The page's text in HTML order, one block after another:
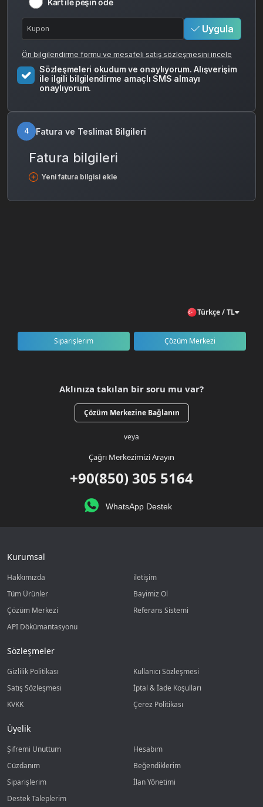
Uygula
Ön bilgilendirme formu ve mesafeli satış sözleşmesini incele
Sözleşmeleri okudum ve onaylıyorum. Alışverişim
ile ilgili bilgilendirme amaçlı SMS almayı
onaylıyorum.
4 Fatura ve Teslimat Bilgileri
Fatura bilgileri
Yeni fatura bilgisi ekle
Türkçe / TL
Siparişlerim Çözüm Merkezi
Aklınıza takılan bir soru mu var?
Çözüm Merkezine Bağlanın
veya
Çağrı Merkezimizi Arayın
+90(850) 305 5164
WhatsApp Destek
Kurumsal
Hakkımızda
iletişim
Tüm Ürünler
Bayimiz Ol
Çözüm Merkezi
Referans Sistemi
API Dökümantasyonu
Sözleşmeler
Gizlilik Politikası
Kullanıcı Sözleşmesi
Satış Sözleşmesi
İptal & İade Koşulları
KVKK
Çerez Politikası
Üyelik
Şifremi Unuttum
Hesabım
Cüzdanım
Beğendiklerim
Siparişlerim
İlan Yönetimi
Destek Taleplerim